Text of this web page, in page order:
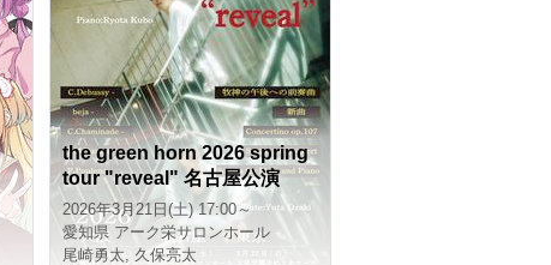
the green horn 2026 spring
tour "reveal" 名古屋公演
2026年3月21日(土) 17:00～
愛知県 アーク栄サロンホール
尾崎勇太, 久保亮太